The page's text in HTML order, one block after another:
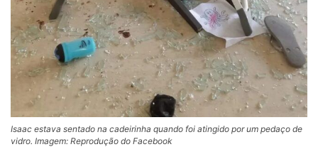
Isaac estava sentado na cadeirinha quando foi atingido por um pedaço de
vidro. Imagem: Reprodução do Facebook